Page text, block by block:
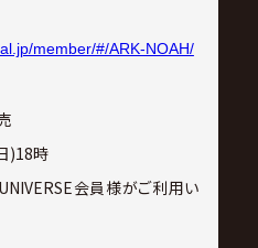
member/#/ARK-NOAH/
)18時
会員様がご利用い